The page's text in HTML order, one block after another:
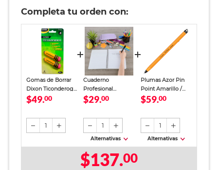
Completa tu orden con:
Gomas de Borrar
Dixon Ticonderoga
Amarillo 2 piezas
$49.00
1
Cuaderno
Profesional
SkyBook Go Plus
$29.00
1
Alternativas
Plumas Azor Pin
Point Amarillo /
Punto fino / Tinta
$59.00
1
Alternativas
$137.00